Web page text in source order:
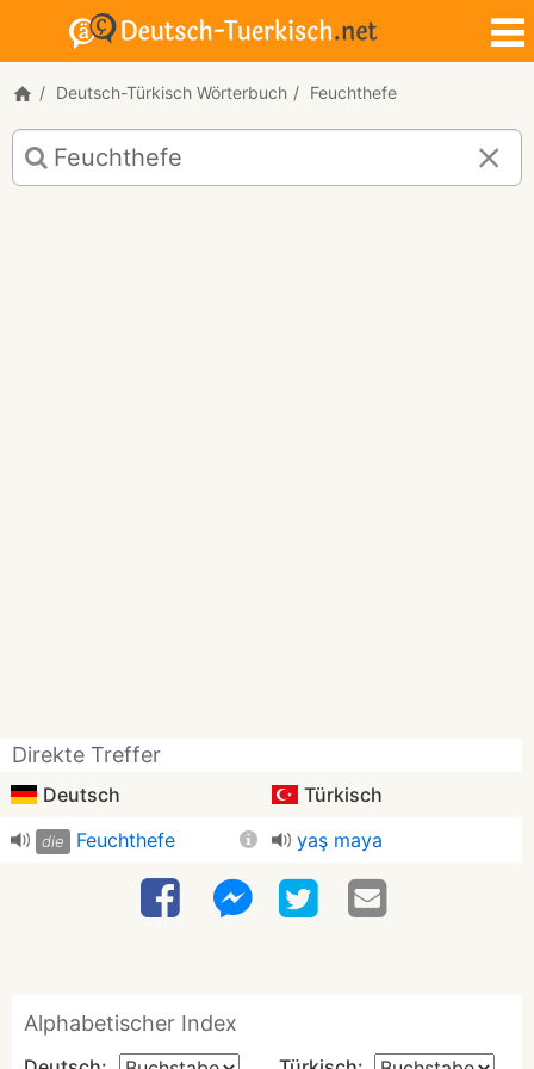
Deutsch-Türkisch Wörterbuch Feuchthefe
Deutsch-
Türkisch
Übersetzung
Direkte Treffer
Deutsch Türkisch
die Feuchthefe yaş maya
Alphabetischer Index